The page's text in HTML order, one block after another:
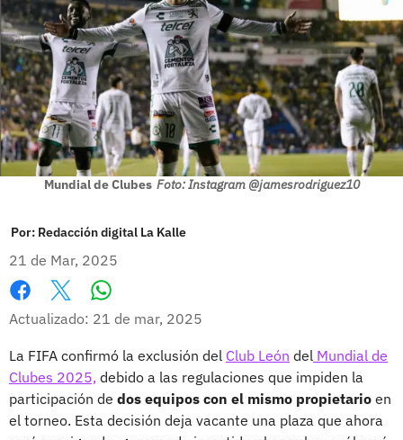
Mundial de Clubes Foto: Instagram @jamesrodriguez10
Por: Redacción digital La Kalle
21 de Mar, 2025
Facebook
X
Actualizado: 21 de mar, 2025
La FIFA confirmó la exclusión del Club León del Mundial de
Clubes 2025, debido a las regulaciones que impiden la
participación de dos equipos con el mismo propietario en
el torneo. Esta decisión deja vacante una plaza que ahora